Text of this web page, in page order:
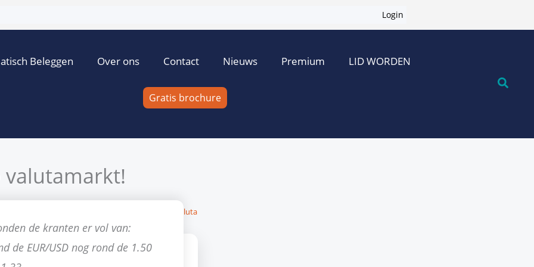
Login
Beleggen Over ons Contact Nieuws Premium LID WORDEN
Gratis brochure
valutamarkt!
valuta
de kranten er vol van:
de EUR/USD nog rond de 1.50